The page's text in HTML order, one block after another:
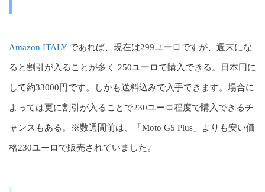
Amazon ITALYであれば、現在は299ユーロですが、週末にな
ると割引が入ることが多く 250ユーロで購入できる。日本円に
して約33000円です。しかも送料込みで入手できます。場合に
よっては更に割引が入ることで230ユーロ程度で購入できるチ
ャンスもある。※数週間前は、「Moto G5 Plus」よりも安い価
格230ユーロで販売されていました。